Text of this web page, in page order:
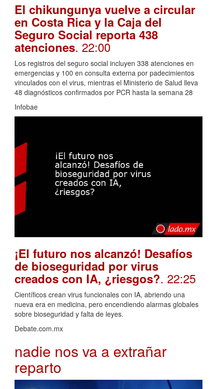
El chikungunya vuelve a circular
en Costa Rica y la Caja del
Seguro Social reporta 438
atenciones. 22:00
Los registros del seguro social incluyen 338 atenciones en
emergencias y 100 en consulta externa por padecimientos
vinculados con el virus, mientras el Ministerio de Salud lleva
48 diagnósticos confirmados por PCR hasta la semana 28
Infobae
¡El futuro nos alcanzó! Desafíos
de bioseguridad por virus
creados con IA, ¿riesgos?. 22:25
Científicos crean virus funcionales con IA, abriendo una
nueva era en medicina, pero encendiendo alarmas globales
sobre bioseguridad y falta de leyes.
Debate.com.mx
nadie nos va a extrañar
reparto